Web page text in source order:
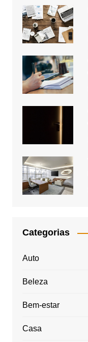
Categorias
Auto
Beleza
Bem-estar
Casa